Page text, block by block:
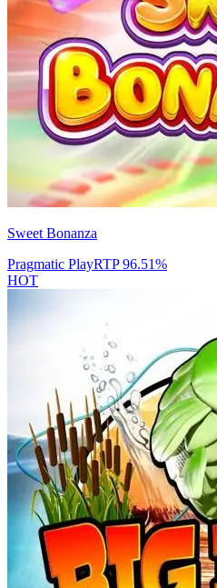
Sweet Bonanza
Pragmatic PlayRTP96.51%
HOT